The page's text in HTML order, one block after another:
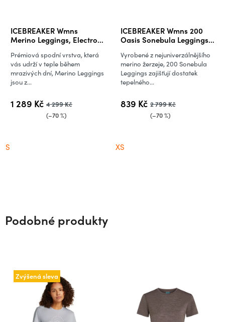
ICEBREAKER Wmns
Merino Leggings, Electron
Pink (vzorek)
1 289 Kč 4 299 Kč
(–70 %)
Prémiová spodní vrstva, která
vás udrží v teple během
mrazivých dní, Merino Leggings
jsou z...
S
ICEBREAKER Wmns 200
Oasis Sonebula Leggings,
Earth/Electron Pink
839 Kč 2 799 Kč
(–70 %)
Vyrobené z nejuniverzálnějšího
merino žerzeje, 200 Sonebula
Leggings zajišťují dostatek
tepelného...
XS
Podobné produkty
Zvýšená sleva